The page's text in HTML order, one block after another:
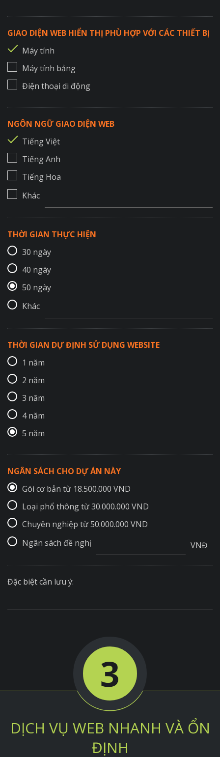
GIAO DIỆN WEB HIỂN THỊ PHÙ HỢP VỚI CÁC THIẾT BỊ
Máy tính
Máy tính bảng
Điện thoại di động
NGÔN NGỮ GIAO DIỆN WEB
Tiếng Việt
Tiếng Anh
Tiếng Hoa
Khác
THỜI GIAN THỰC HIỆN
30 ngày
40 ngày
50 ngày
Khác
THỜI GIAN DỰ ĐỊNH SỬ DỤNG WEBSITE
1 năm
2 năm
3 năm
4 năm
5 năm
NGÂN SÁCH CHO DỰ ÁN NÀY
Gói cơ bản từ 18.500.000 VND
Loại phổ thông từ 30.000.000 VND
Chuyên nghiệp từ 50.000.000 VND
Ngân sách đề nghị
VNĐ
Đặc biệt cần lưu ý:
3
DỊCH VỤ WEB NHANH VÀ ỔN
ĐỊNH